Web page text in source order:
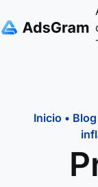
Inicio • Blog